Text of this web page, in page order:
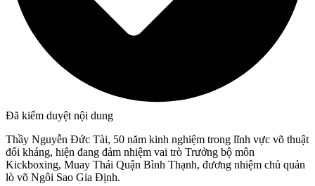
Đã kiểm duyệt nội dung
Thầy Nguyễn Đức Tài, 50 năm kinh nghiệm trong lĩnh vực võ thuật
đối kháng, hiện đang đảm nhiệm vai trò Trưởng bộ môn
Kickboxing, Muay Thái Quận Bình Thạnh, đương nhiệm chủ quản
lò võ Ngôi Sao Gia Định.